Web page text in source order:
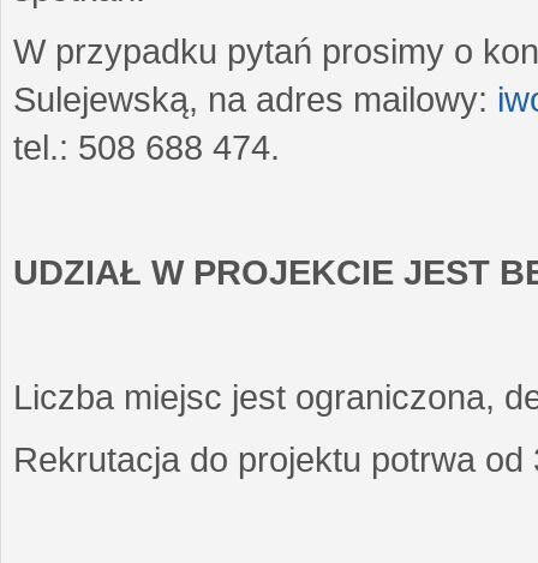
W przypadku pytań prosimy o
Sulejewską, na adres mailowy:
tel.: 508 688 474.
UDZIAŁ W PROJEKCIE JEST
Liczba miejsc jest ograniczona,
Rekrutacja do projektu potrwa